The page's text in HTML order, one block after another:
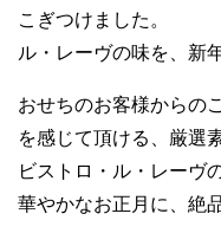
こぎつけました。
ル・レーヴの味を、新
おせちのお客様からの
を感じて頂ける、厳選
ビストロ・ル・レーヴ
華やかなお正月に、絶